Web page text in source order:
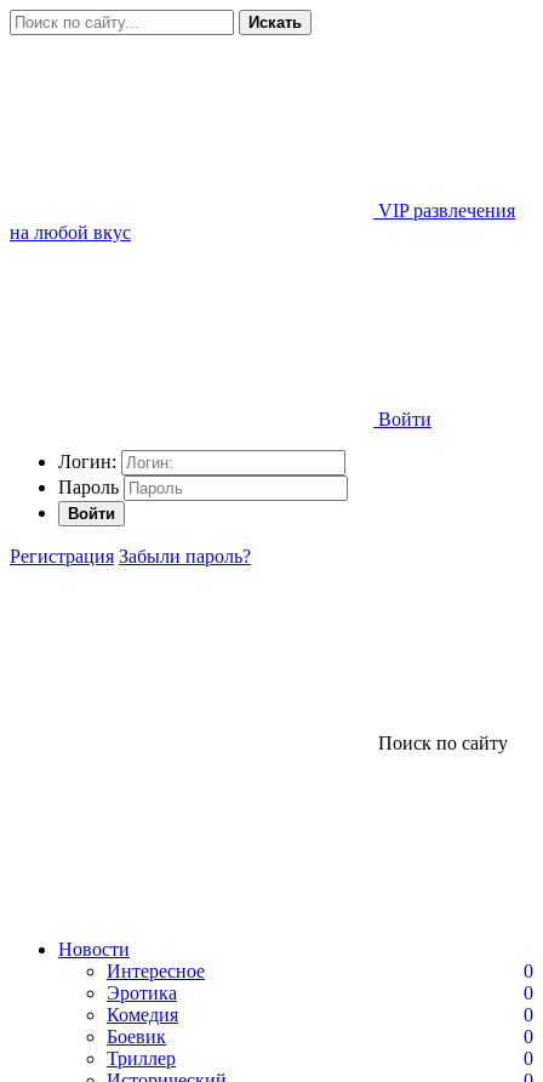
Искать
VIP развлечения
на любой вкус
Войти
Логин:
Пароль
Войти
Регистрация Забыли пароль?
Поиск по сайту
Новости
Интересное
0
Эротика
0
Комедия
0
Боевик
0
Триллер
0